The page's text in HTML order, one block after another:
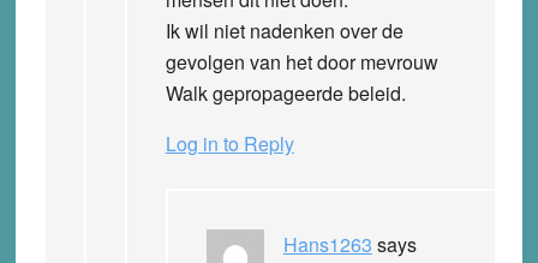
Ik wil niet nadenken over de
gevolgen van het door mevrouw
Walk gepropageerde beleid.
Log in to Reply
Hans1263 says